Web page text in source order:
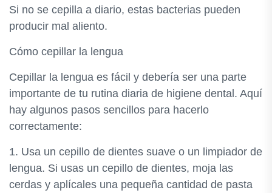
Si no se cepilla a diario, estas bacterias pueden
producir mal aliento.
Cómo cepillar la lengua
Cepillar la lengua es fácil y debería ser una parte
importante de tu rutina diaria de higiene dental. Aquí
hay algunos pasos sencillos para hacerlo
correctamente:
1. Usa un cepillo de dientes suave o un limpiador de
lengua. Si usas un cepillo de dientes, moja las
cerdas y aplícales una pequeña cantidad de pasta